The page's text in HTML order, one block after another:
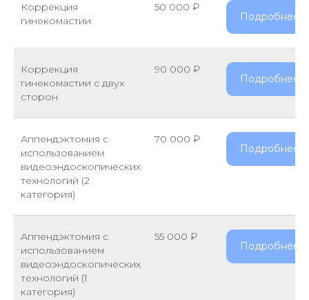
Коррекция
гинекомастии
50 000 ₽
Подробнее
Коррекция
гинекомастии с двух
сторон
90 000 ₽
Подробнее
Аппендэктомия с
использованием
видеоэндоскопических
технологий (2
категория)
70 000 ₽
Подробнее
Аппендэктомия с
использованием
видеоэндоскопических
технологий (1
категория)
55 000 ₽
Подробнее